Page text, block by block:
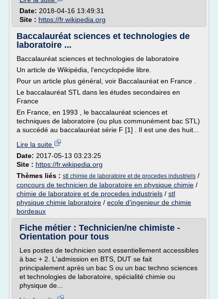
Date: 2018-04-16 13:49:31
Site : https://fr.wikipedia.org
Baccalauréat sciences et technologies de
laboratoire ...
Baccalauréat sciences et technologies de laboratoire
Un article de Wikipédia, l'encyclopédie libre.
Pour un article plus général, voir Baccalauréat en France .
Le baccalauréat STL dans les études secondaires en
France
En France, en 1993 , le baccalauréat sciences et
techniques de laboratoire (ou plus communément bac STL)
a succédé au baccalauréat série F [1] . Il est une des huit...
Lire la suite
Date: 2017-05-13 03:23:25
Site : https://fr.wikipedia.org
Thèmes liés : stl chimie de laboratoire et de procedes industriels /
concours de technicien de laboratoire en physique chimie /
chimie de laboratoire et de procedes industriels / stl
physique chimie laboratoire / ecole d'ingenieur de chimie
bordeaux
Fiche métier : Technicien/ne chimiste -
Orientation pour tous
Les postes de technicien sont essentiellement accessibles
à bac + 2. L'admission en BTS, DUT se fait
principalement après un bac S ou un bac techno sciences
et technologies de laboratoire, spécialité chimie ou
physique de...